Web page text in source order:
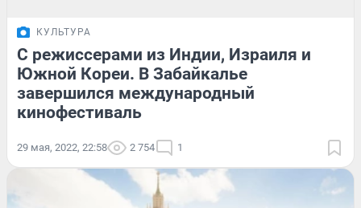
КУЛЬТУРА
С режиссерами из Индии, Израиля и
Южной Кореи. В Забайкалье
завершился международный
кинофестиваль
29 мая, 2022, 22:58 2 754 1